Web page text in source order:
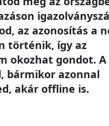
az azonosítás a
történik, így az
okozhat gondot.
bármikor azonnal
akár offline is.